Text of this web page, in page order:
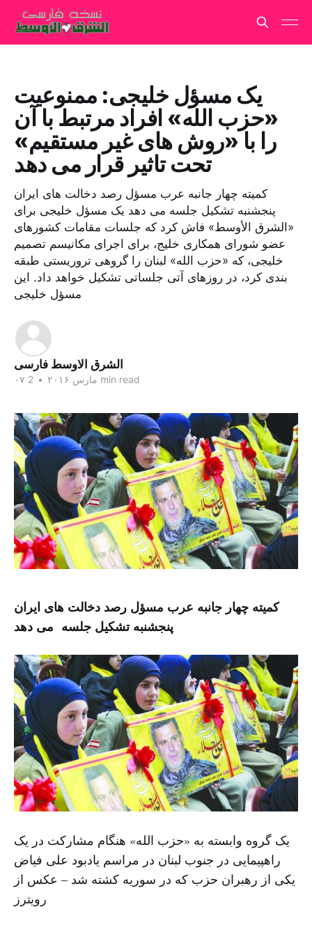
یک مسؤل خلیجی: ممنوعیت
«حزب الله» افراد مرتبط با آن
را با «روش های غیر مستقیم»
تحت تاثیر قرار می دهد
کمیته چهار جانبه عرب مسؤل رصد دخالت های ایران
پنجشنبه تشکیل جلسه می دهد یک مسؤل خلیجی برای
«الشرق الأوسط» فاش کرد که جلسات مقامات کشورهای
عضو شورای همکاری خلیج، برای اجرای مکانیسم تصمیم
خلیجی، که «حزب الله» لبنان را گروهی تروریستی طبقه
بندی کرد، در روزهای آتی جلساتی تشکیل خواهد داد. این
مسؤل خلیجی
الشرق الاوسط فارسی
۰۷ مارس ۲۰۱۶ • 2 min read
کمیته چهار جانبه عرب مسؤل رصد دخالت های ایران
پنجشنبه تشکیل جلسه می دهد
یک گروه وابسته به «حزب الله» هنگام مشارکت در یک
راهپیمایی در جنوب لبنان در مراسم یادبود علی فیاض
یکی از رهبران حزب که در سوریه کشته شد – عکس از
رویترز